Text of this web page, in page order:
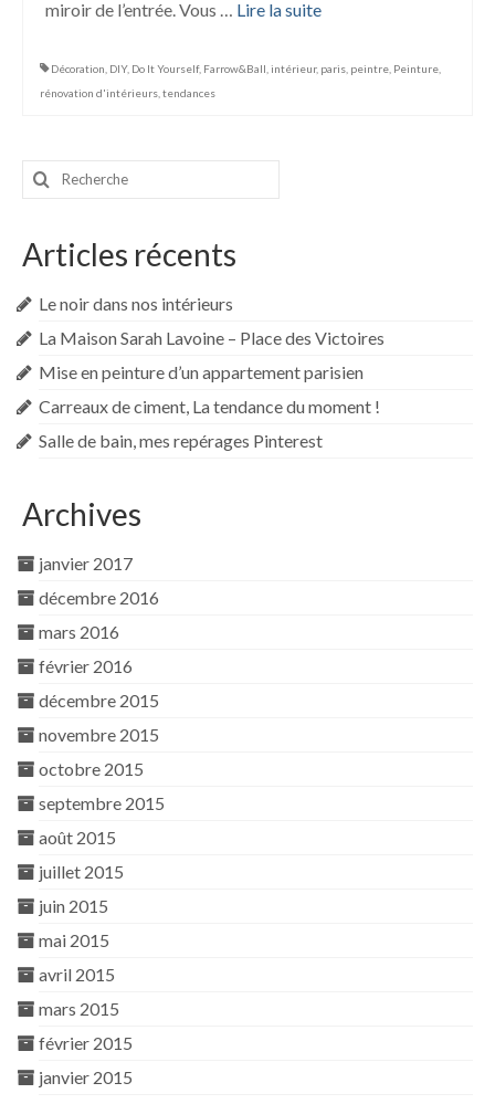
miroir de l’entrée. Vous … Lire la suite­­
Décoration DIY, Do It Yourself, Farrow&Ball intérieur, paris peintre Peinture
rénovation d'intérieurs tendances
Rechercher
Articles récents
Le noir dans nos intérieurs
La Maison Sarah Lavoine – Place des Victoires
Mise en peinture d’un appartement parisien
Carreaux de ciment, La tendance du moment !
Salle de bain, mes repérages Pinterest
Archives
janvier 2017
décembre 2016
mars 2016
février 2016
décembre 2015
novembre 2015
octobre 2015
septembre 2015
août 2015
juillet 2015
juin 2015
mai 2015
avril 2015
mars 2015
février 2015
janvier 2015